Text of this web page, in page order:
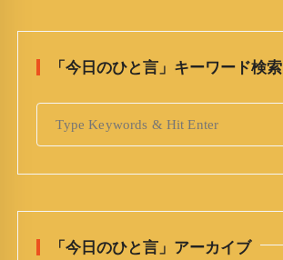
「今日のひと言」キーワード検索
「今日のひと言」アーカイブ